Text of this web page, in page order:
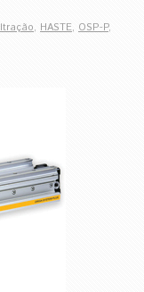
, HASTE, OSP-P,